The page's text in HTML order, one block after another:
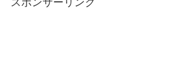
スポンサーリンク